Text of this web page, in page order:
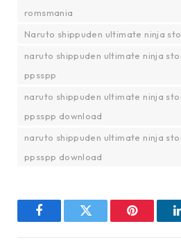
romsmania
Naruto shippuden ultimate ninja
naruto shippuden ultimate ninja
ppsspp
naruto shippuden ultimate ninja
ppsspp download
naruto shippuden ultimate ninja
ppsspp download
FacebookTwitter Pinterest